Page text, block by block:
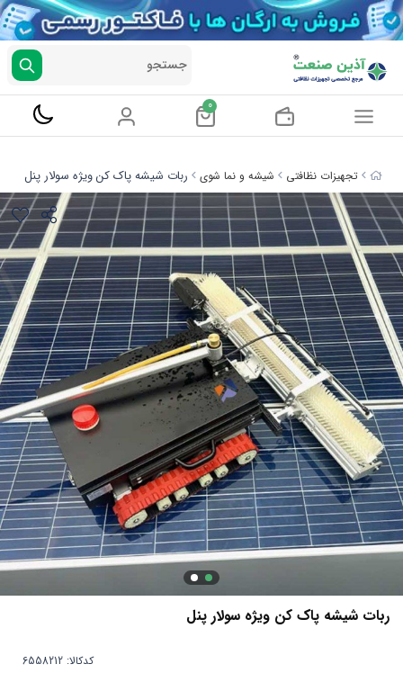
تجهیزات نظافتی شیشه و نما شوی ربات شیشه پاک کن ویژه سولار پنل
کدکالا:
ربات شیشه پاک کن ویژه سولار پنل
جستجو
0